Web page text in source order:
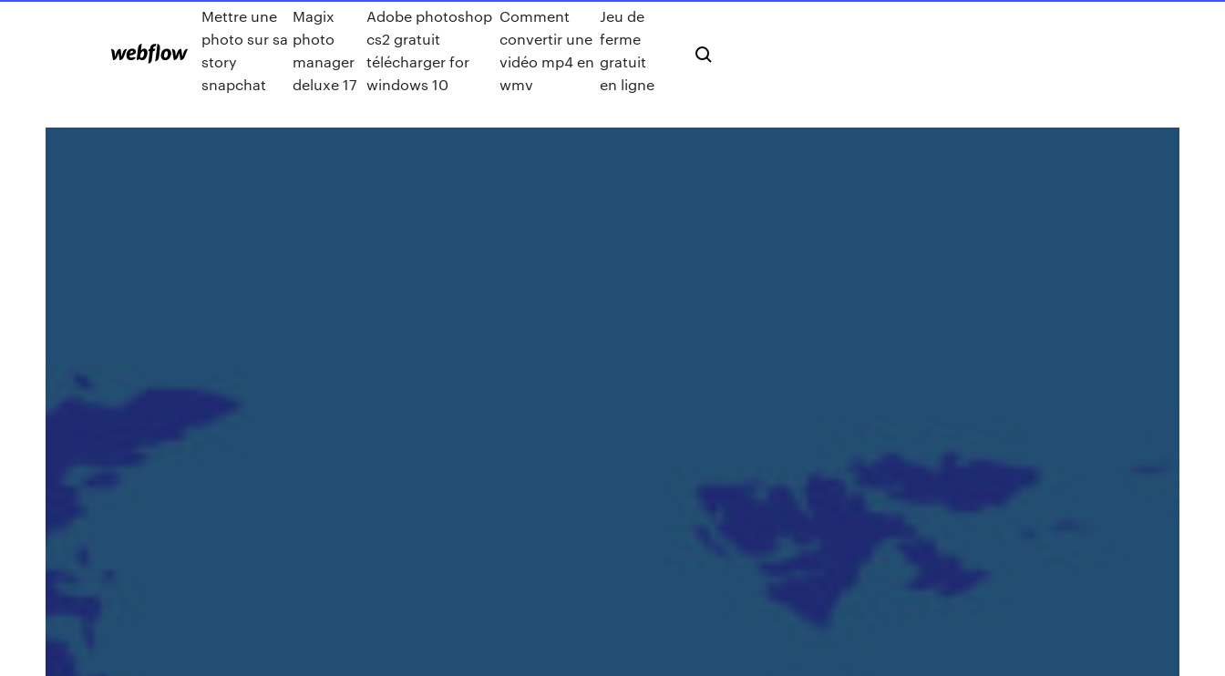
Mettre une
photo sur sa
story
snapchat
Magix
photo
manager
deluxe 17
Adobe photoshop
cs2 gratuit
télécharger for
windows 10
Comment
convertir une
vidéo mp4 en
wmv
Jeu de
ferme
gratuit
en ligne